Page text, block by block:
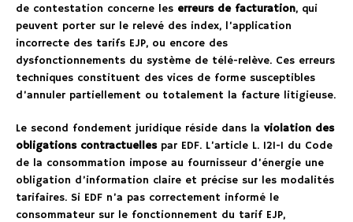
de contestation concerne les erreurs de facturation, qui
peuvent porter sur le relevé des index, l’application
incorrecte des tarifs EJP, ou encore des
dysfonctionnements du système de télé-relève. Ces erreurs
techniques constituent des vices de forme susceptibles
d’annuler partiellement ou totalement la facture litigieuse.
Le second fondement juridique réside dans la violation des
obligations contractuellespar EDF. L’article L. 121-1 du Code
de la consommation impose au fournisseur d’énergie une
obligation d’information claire et précise sur les modalités
tarifaires. Si EDF n’a pas correctement informé le
consommateur sur le fonctionnement du tarif EJP,